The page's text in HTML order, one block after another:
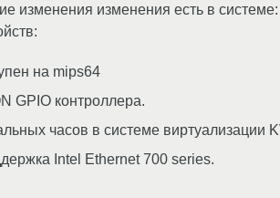
изменения изменения есть в системе:
на mips64
GPIO контроллера.
часов в системе виртуализации
Intel Ethernet 700 series.